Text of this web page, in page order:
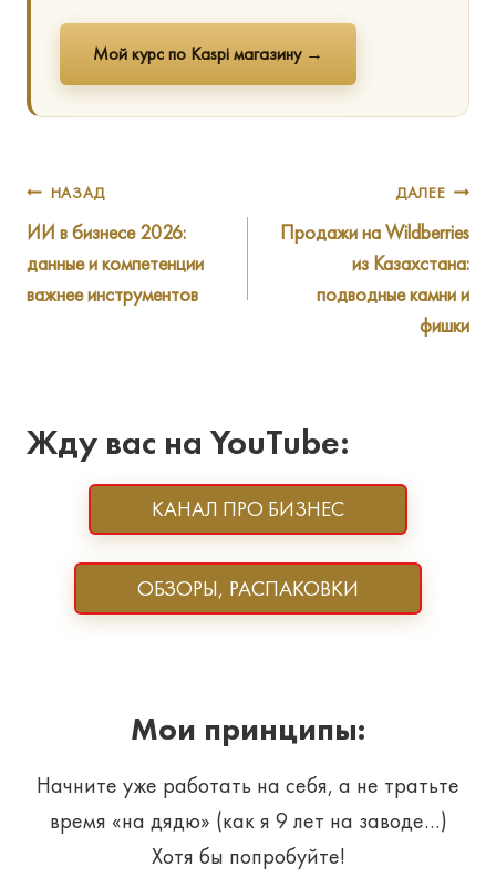
Мой курс по Kaspi магазину →
Навигация
по
записям
НАЗАД
ИИ в бизнесе 2026:
данные и компетенции
важнее инструментов
ДАЛЕЕ
Продажи на Wildberries
из Казахстана:
подводные камни и
фишки
Жду вас на YouTube:
КАНАЛ ПРО БИЗНЕС
ОБЗОРЫ, РАСПАКОВКИ
Мои принципы:
Начните уже работать на себя, а не тратьте
время «на дядю» (как я 9 лет на заводе…)
Хотя бы попробуйте!